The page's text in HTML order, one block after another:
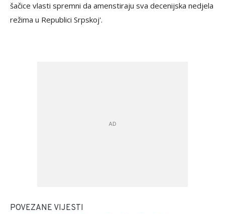
šačice vlasti spremni da amenstiraju sva decenijska nedjela
režima u Republici Srpskoj'.
POVEZANE VIJESTI